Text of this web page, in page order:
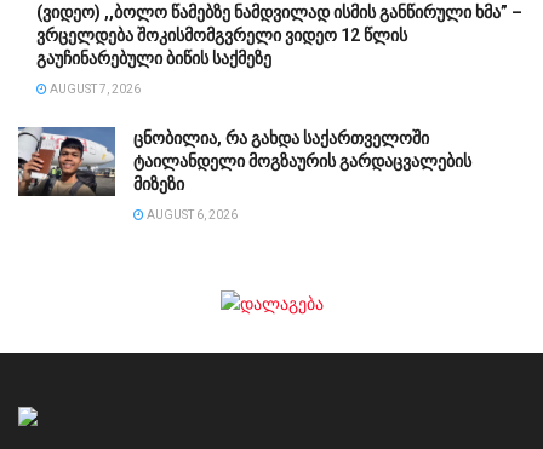
(ვიდეო) ,,ბოლო წამებზე ნამდვილად ისმის განწირული ხმა” –
ვრცელდება შოკისმომგვრელი ვიდეო 12 წლის
გაუჩინარებული ბიწის საქმეზე
AUGUST 7, 2026
ცნობილია, რა გახდა საქართველოში
ტაილანდელი მოგზაურის გარდაცვალების
მიზეზი
AUGUST 6, 2026